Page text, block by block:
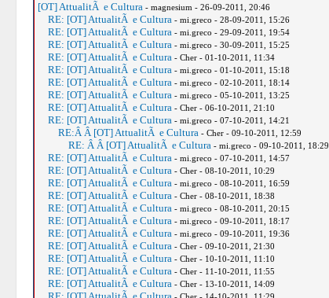
[OT] AttualitÃ e Cultura - magnesium - 26-09-2011, 20:46
RE: [OT] AttualitÃ e Cultura - mi.greco - 28-09-2011, 15:26
RE: [OT] AttualitÃ e Cultura - mi.greco - 29-09-2011, 19:54
RE: [OT] AttualitÃ e Cultura - mi.greco - 30-09-2011, 15:25
RE: [OT] AttualitÃ e Cultura - Cher - 01-10-2011, 11:34
RE: [OT] AttualitÃ e Cultura - mi.greco - 01-10-2011, 15:18
RE: [OT] AttualitÃ e Cultura - mi.greco - 02-10-2011, 18:14
RE: [OT] AttualitÃ e Cultura - mi.greco - 05-10-2011, 13:25
RE: [OT] AttualitÃ e Cultura - Cher - 06-10-2011, 21:10
RE: [OT] AttualitÃ e Cultura - mi.greco - 07-10-2011, 14:21
RE:Â Â [OT] AttualitÃ e Cultura - Cher - 09-10-2011, 12:59
RE: Â Â [OT] AttualitÃ e Cultura - mi.greco - 09-10-2011, 18:29
RE: [OT] AttualitÃ e Cultura - mi.greco - 07-10-2011, 14:57
RE: [OT] AttualitÃ e Cultura - Cher - 08-10-2011, 10:29
RE: [OT] AttualitÃ e Cultura - mi.greco - 08-10-2011, 16:59
RE: [OT] AttualitÃ e Cultura - Cher - 08-10-2011, 18:38
RE: [OT] AttualitÃ e Cultura - mi.greco - 08-10-2011, 20:15
RE: [OT] AttualitÃ e Cultura - mi.greco - 09-10-2011, 18:17
RE: [OT] AttualitÃ e Cultura - mi.greco - 09-10-2011, 19:36
RE: [OT] AttualitÃ e Cultura - Cher - 09-10-2011, 21:30
RE: [OT] AttualitÃ e Cultura - Cher - 10-10-2011, 11:10
RE: [OT] AttualitÃ e Cultura - Cher - 11-10-2011, 11:55
RE: [OT] AttualitÃ e Cultura - Cher - 13-10-2011, 14:09